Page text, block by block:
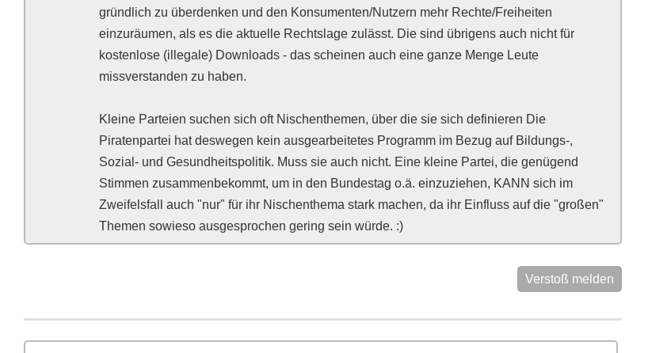
gründlich zu überdenken und den Konsumenten/Nutzern mehr Rechte/Freiheiten
einzuräumen, als es die aktuelle Rechtslage zulässt. Die sind übrigens auch nicht für
kostenlose (illegale) Downloads - das scheinen auch eine ganze Menge Leute
missverstanden zu haben.
Kleine Parteien suchen sich oft Nischenthemen, über die sie sich definieren Die
Piratenpartei hat deswegen kein ausgearbeitetes Programm im Bezug auf Bildungs-,
Sozial- und Gesundheitspolitik. Muss sie auch nicht. Eine kleine Partei, die genügend
Stimmen zusammenbekommt, um in den Bundestag o.ä. einzuziehen, KANN sich im
Zweifelsfall auch "nur" für ihr Nischenthema stark machen, da ihr Einfluss auf die "großen"
Themen sowieso ausgesprochen gering sein würde. :)
Verstoß melden